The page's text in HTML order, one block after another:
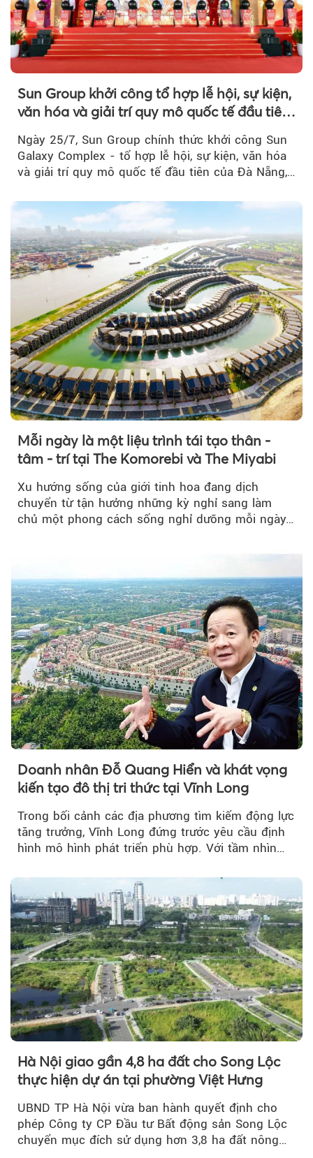
Sun Group khởi công tổ hợp lễ hội, sự kiện,
văn hóa và giải trí quy mô quốc tế đầu tiên
Ngày 25/7, Sun Group chính thức khởi công Sun
Galaxy Complex - tổ hợp lễ hội, sự kiện, văn hóa
và giải trí quy mô quốc tế đầu tiên của Đà Nẵng,…
Mỗi ngày là một liệu trình tái tạo thân -
tâm - trí tại The Komorebi và The Miyabi
Xu hướng sống của giới tinh hoa đang dịch
chuyển từ tận hưởng những kỳ nghỉ sang làm
chủ một phong cách sống nghỉ dưỡng mỗi ngày…
Doanh nhân Đỗ Quang Hiển và khát vọng
kiến tạo đô thị tri thức tại Vĩnh Long
Trong bối cảnh các địa phương tìm kiếm động lực
tăng trưởng, Vĩnh Long đứng trước yêu cầu định
hình mô hình phát triển phù hợp. Với tầm nhìn
Hà Nội giao gần 4,8 ha đất cho Song Lộc
thực hiện dự án tại phường Việt Hưng
UBND TP Hà Nội vừa ban hành quyết định cho
phép Công ty CP Đầu tư Bất động sản Song Lộc
chuyển mục đích sử dụng hơn 3,8 ha đất nông